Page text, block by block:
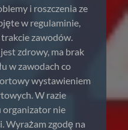
i roszczenia ze
w regulaminie,
zawodów.
zdrowy, ma brak
w zawodach co
wystawieniem
W razie
organizator nie
Wyrażam zgodę na